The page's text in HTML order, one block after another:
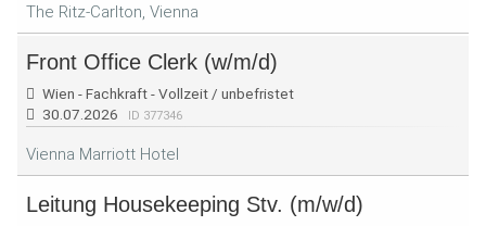
The Ritz-Carlton, Vienna
Front Office Clerk (w/m/d)
Wien - Fachkraft - Vollzeit / unbefristet
30.07.2026
ID 377346
Vienna Marriott Hotel
Leitung Housekeeping Stv. (m/w/d)